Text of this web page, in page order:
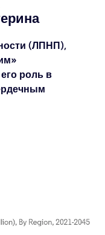
(ЛПНП),
роль в